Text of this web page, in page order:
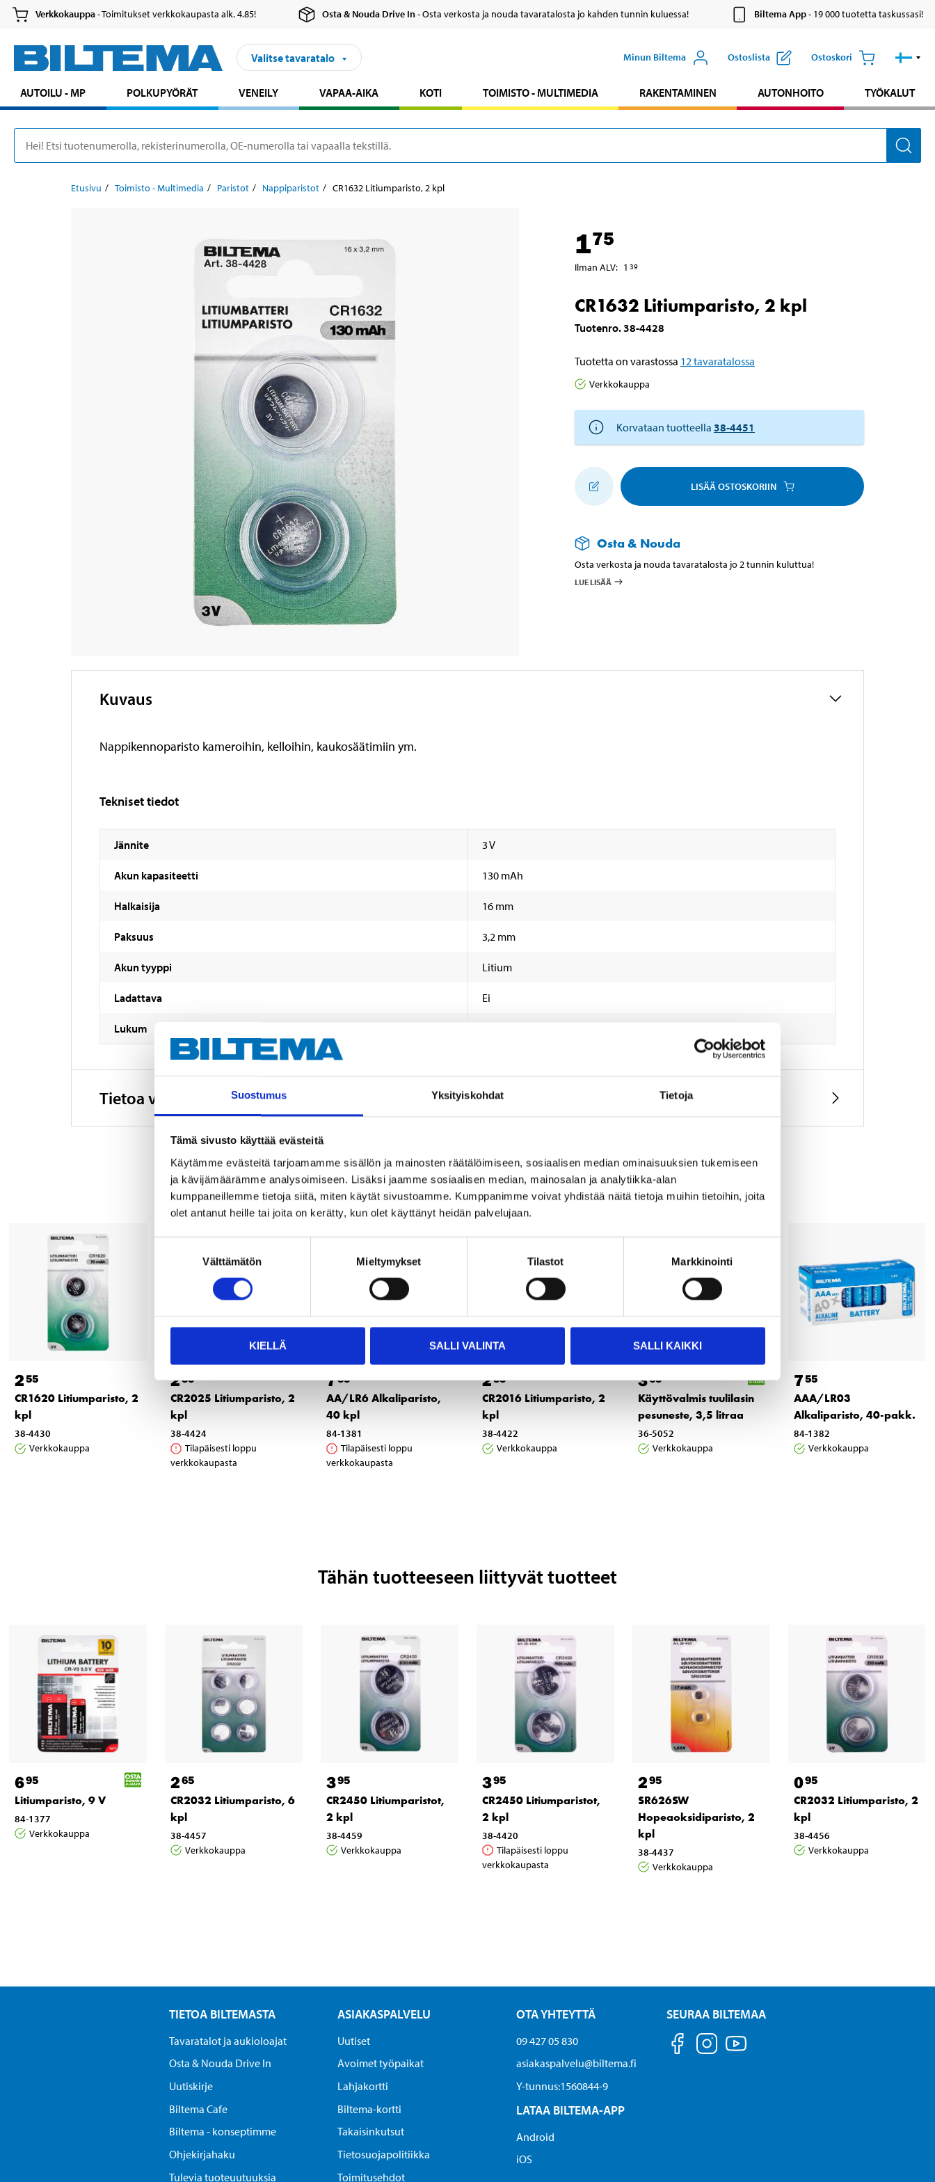
Suostumus Yksityiskohdat Tietoja
Tämä sivusto käyttää evästeitä
Käytämme evästeitä tarjoamamme sisällön ja mainosten räätälöimiseen, sosiaalisen median ominaisuuksien tukemiseen
ja kävijämäärämme analysoimiseen. Lisäksi jaamme sosiaalisen median, mainosalan ja analytiikka-alan
kumppaneillemme tietoja siitä, miten käytät sivustoamme. Kumppanimme voivat yhdistää näitä tietoja muihin tietoihin, joita
olet antanut heille tai joita on kerätty, kun olet käyttänyt heidän palvelujaan.
Välttämätön Mieltymykset Tilastot Markkinointi
KIELLÄ SALLI VALINTA SALLI KAIKKI
Verkkokauppa- Toimitukset verkkokaupasta alk. 4.85! Osta & Nouda Drive In- Osta verkosta ja nouda tavaratalosta jo kahden tunnin kuluessa! Biltema App- 19 000 tuotetta taskussasi!
Valitse tavaratalo Minun Biltema Ostoslista Ostoskori
AUTOILU - MP POLKUPYÖRÄT VENEILY VAPAA-AIKA KOTI TOIMISTO - MULTIMEDIA RAKENTAMINEN AUTONHOITO TYÖKALUT
Etusivu Toimisto - Multimedia Paristot Nappiparistot CR1632 Litiumparisto, 2 kpl
175
Ilman ALV: 1 39
CR1632 Litiumparisto, 2 kpl
Tuotenro.38-4428
Tuotetta on varastossa 12tavaratalossa
Verkkokauppa
Korvataan tuotteella 38-4451
LISÄÄ OSTOSKORIIN
Osta & Nouda
Osta verkosta ja nouda tavaratalosta jo 2 tunnin kuluttua!
LUE LISÄÄ
Kuvaus
Nappikennoparisto kameroihin, kelloihin, kaukosäätimiin ym.
Tekniset tiedot
Jännite 3 V
Akun kapasiteetti 130 mAh
Halkaisija 16 mm
Paksuus 3,2 mm
Akun tyyppi Litium
Ladattava Ei
Lukum
Tietoa valmistajasta
Muut asiakkaat ostivat myös
255
CR1620 Litiumparisto, 2
kpl
38-4430
Verkkokauppa
255
CR2025 Litiumparisto, 2
kpl
38-4424
Tilapäisesti loppu
verkkokaupasta
755
AA/LR6 Alkaliparisto,
40 kpl
84-1381
Tilapäisesti loppu
verkkokaupasta
255
CR2016 Litiumparisto, 2
kpl
38-4422
Verkkokauppa
365
Käyttövalmis tuulilasin
pesuneste, 3,5 litraa
36-5052
Verkkokauppa
755
AAA/LR03
Alkaliparisto, 40-pakk.
84-1382
Verkkokauppa
Tähän tuotteeseen liittyvät tuotteet
695
Litiumparisto, 9 V
84-1377
Verkkokauppa
265
CR2032 Litiumparisto, 6
kpl
38-4457
Verkkokauppa
395
CR2450 Litiumparistot,
2 kpl
38-4459
Verkkokauppa
395
CR2450 Litiumparistot,
2 kpl
38-4420
Tilapäisesti loppu
verkkokaupasta
295
SR626SW
Hopeaoksidiparisto, 2
kpl
38-4437
Verkkokauppa
095
CR2032 Litiumparisto, 2
kpl
38-4456
Verkkokauppa
TIETOA BILTEMASTA
Tavaratalot ja aukioloajat
Osta & Nouda Drive In
Uutiskirje
Biltema Cafe
Biltema - konseptimme
Ohjekirjahaku
Tulevia tuoteuutuuksia
ASIAKASPALVELU
Uutiset
Avoimet työpaikat
Lahjakortti
Biltema-kortti
Takaisinkutsut
Tietosuojapolitiikka
Toimitusehdot
OTA YHTEYTTÄ
09 427 05 830
asiakaspalvelu@biltema.fi
Y-tunnus:1560844-9
LATAA BILTEMA-APP
Android
iOS
SEURAA BILTEMAA